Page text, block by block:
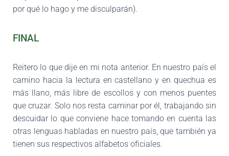
por qué lo hago y me disculparán).
FINAL
Reitero lo que dije en mi nota anterior. En nuestro país el
camino hacia la lectura en castellano y en quechua es
más llano, más libre de escollos y con menos puentes
que cruzar. Solo nos resta caminar por él, trabajando sin
descuidar lo que conviene hace tomando en cuenta las
otras lenguas habladas en nuestro país, que también ya
tienen sus respectivos alfabetos oficiales.